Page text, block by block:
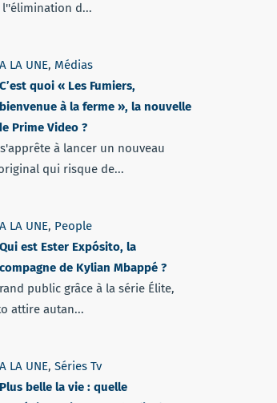
l''élimination d...
A LA UNE, Médias
C’est quoi « Les Fumiers,
bienvenue à la ferme », la nouvelle
Prime Video ?
à lancer un nouveau
qui risque de...
A LA UNE, People
Qui est Ester Expósito, la
compagne de Kylian Mbappé ?
public grâce à la série Élite,
attire autan...
A LA UNE, Séries Tv
Plus belle la vie : quelle